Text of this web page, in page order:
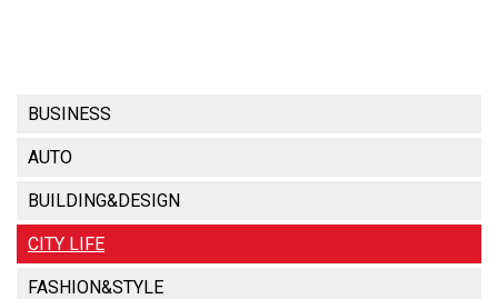
BUSINESS
AUTO
BUILDING&DESIGN
CITY LIFE
FASHION&STYLE